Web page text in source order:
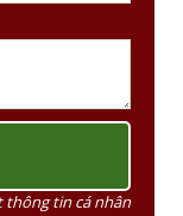
thông tin cá nhân